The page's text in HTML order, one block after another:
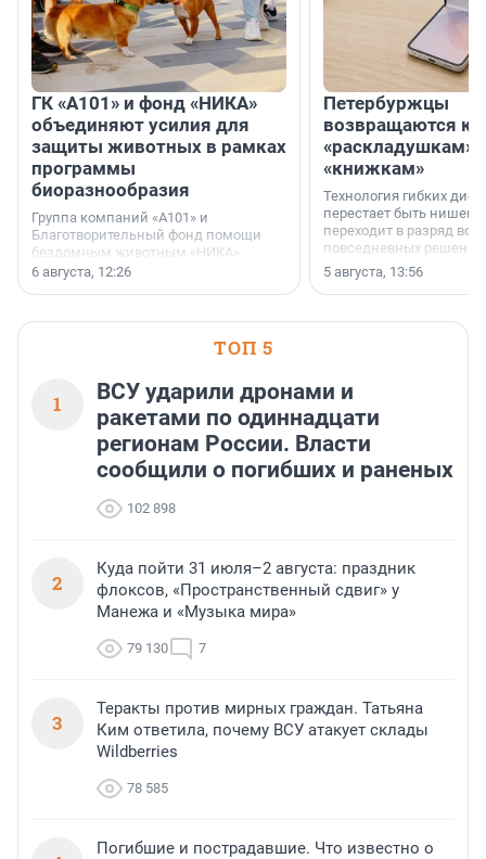
ГК «А101» и фонд «НИКА»
объединяют усилия для
защиты животных в рамках
программы
биоразнообразия
Группа компаний «А101» и
Благотворительный фонд помощи
бездомным животным «НИКА»
заключили соглашение о
6 августа, 12:26
Петербуржцы
возвращаются к
«раскладушкам»
«книжкам»
Технология гибких
перестает быть
переходит в разряд
повседневных
5 августа, 13:56
ТОП 5
1
ВСУ ударили дронами и
ракетами по одиннадцати
регионам России. Власти
сообщили о погибших и раненых
102 898
2
Куда пойти 31 июля–2 августа: праздник
флоксов, «Пространственный сдвиг» у
Манежа и «Музыка мира»
79 130 7
3
Теракты против мирных граждан. Татьяна
Ким ответила, почему ВСУ атакует склады
Wildberries
78 585
Погибшие и пострадавшие. Что известно о